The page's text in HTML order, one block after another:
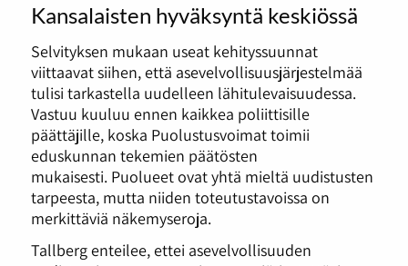
Kansalaisten hyväksyntä keskiössä
Selvityksen mukaan useat kehityssuunnat
viittaavat siihen, että asevelvollisuusjärjestelmää
tulisi tarkastella uudelleen lähitulevaisuudessa.
Vastuu kuuluu ennen kaikkea poliittisille
päättäjille, koska Puolustusvoimat toimii
eduskunnan tekemien päätösten
mukaisesti. Puolueet ovat yhtä mieltä uudistusten
tarpeesta, mutta niiden toteutustavoissa on
merkittäviä näkemyseroja.
Tallberg enteilee, ettei asevelvollisuuden